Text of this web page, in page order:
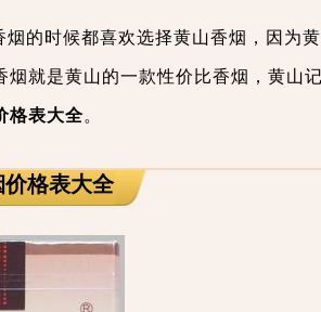
烟的时候都喜欢选择黄山香烟，因为
就是黄山的一款性价比香烟，黄山
格表大全。
价格表大全